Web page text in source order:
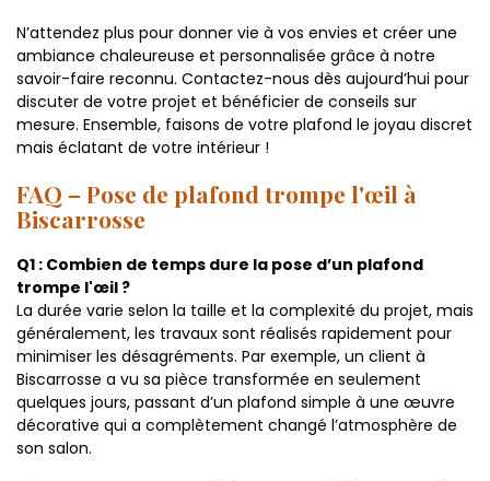
N’attendez plus pour donner vie à vos envies et créer une
ambiance chaleureuse et personnalisée grâce à notre
savoir-faire reconnu. Contactez-nous dès aujourd’hui pour
discuter de votre projet et bénéficier de conseils sur
mesure. Ensemble, faisons de votre plafond le joyau discret
mais éclatant de votre intérieur !
FAQ – Pose de plafond trompe l'œil à
Biscarrosse
Q1 : Combien de temps dure la pose d’un plafond
trompe l'œil ?
La durée varie selon la taille et la complexité du projet, mais
généralement, les travaux sont réalisés rapidement pour
minimiser les désagréments. Par exemple, un client à
Biscarrosse a vu sa pièce transformée en seulement
quelques jours, passant d’un plafond simple à une œuvre
décorative qui a complètement changé l’atmosphère de
son salon.